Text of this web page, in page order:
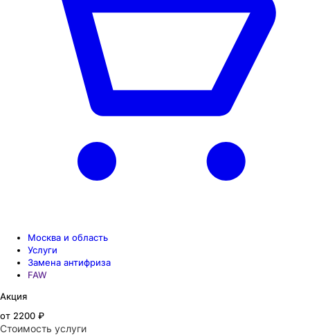
Москва и область
Услуги
Замена антифриза
FAW
Акция
от 2200 ₽
Стоимость услуги